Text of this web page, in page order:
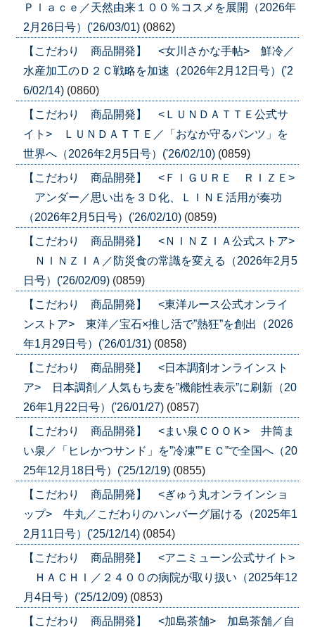
Ｐｌａｃｅ／天然由来１００％コスメを展開（2026年
2月26日号）('26/03/01) (0862)
【こだわり 商品開発】 <女川さかな手帖> 鮮冷／
水産加工のＤ２Ｃ戦略を加速（2026年2月12日号）('2
6/02/14) (0860)
【こだわり 商品開発】 <ＬＵＮＤＡＴＴＥ公式サ
イト> ＬＵＮＤＡＴＴＥ／「おなか守るパンツ」を
世界へ（2026年2月5日号）('26/02/10) (0859)
【こだわり 商品開発】 <ＦＩＧＵＲＥ ＲＩＺＥ>
アンダー／思い出を３Ｄ化、ＬＩＮＥ活用が奏功
（2026年2月5日号）('26/02/10) (0859)
【こだわり 商品開発】 <ＮＩＮＺＩＡ公式ストア>
ＮＩＮＺＩＡ／防災食の常識を変える（2026年2月5
日号）('26/02/09) (0859)
【こだわり 商品開発】 <東洋ルース公式オンライ
ンストア> 東洋／宝石×推し活で”熱狂”を創出（2026
年1月29日号）('26/01/31) (0858)
【こだわり 商品開発】 <日本調剤オンラインスト
ア> 日本調剤／人気もち麦を”機能性表示”に刷新（20
26年1月22日号）('26/01/27) (0857)
【こだわり 商品開発】 <まい泉ＣＯＯＫ> 井筒ま
い泉／「ヒレかつサンド」を”冷凍””ＥＣ”で全国へ（20
25年12月18日号）('25/12/19) (0855)
【こだわり 商品開発】 <ぎゅう丸オンラインショ
ップ> 牛丸／こだわりのハンバーグ届ける（2025年1
2月11日号）('25/12/14) (0854)
【こだわり 商品開発】 <アニミューン公式サイト>
ＨＡＣＨＩ／２４００の病院が取り扱い（2025年12
月4日号）('25/12/09) (0853)
【こだわり 商品開発】 <加島茶舗> 加島茶舗／自